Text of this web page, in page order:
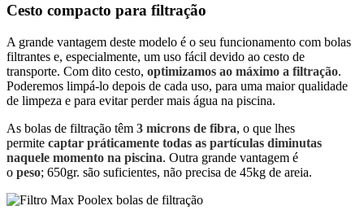
Cesto compacto para filtração
A grande vantagem deste modelo é o seu funcionamento com bolas
filtrantes e, especialmente, um uso fácil devido ao cesto de
transporte. Com dito cesto, optimizamos ao máximo a filtração.
Poderemos limpá-lo depois de cada uso, para uma maior qualidade
de limpeza e para evitar perder mais água na piscina.
As bolas de filtração têm 3 microns de fibra, o que lhes
permite captar práticamente todas as partículas diminutas
naquele momento na piscina. Outra grande vantagem é
o peso; 650gr. são suficientes, não precisa de 45kg de areia.